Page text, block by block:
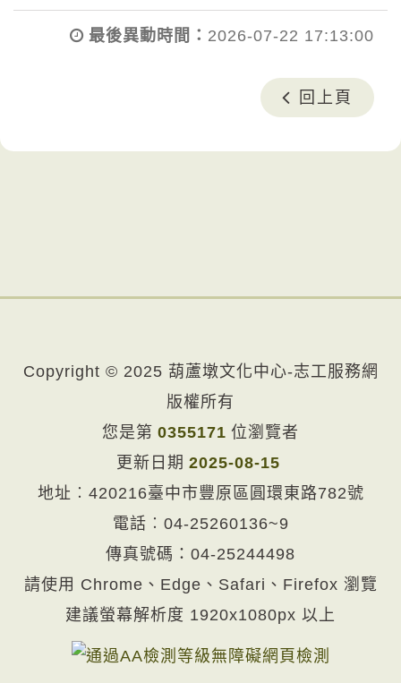
最後異動時間： 2026-07-22 17:13:00
回上頁
Copyright © 2025 葫蘆墩文化中心-志工服務網
版權所有
您是第 0355171 位瀏覽者
更新日期 2025-08-15
地址︰420216臺中市豐原區圓環東路782號
電話︰ 04-25260136~9
傳真號碼：04-25244498
請使用 Chrome、Edge、Safari、Firefox 瀏覽
建議螢幕解析度 1920x1080px 以上